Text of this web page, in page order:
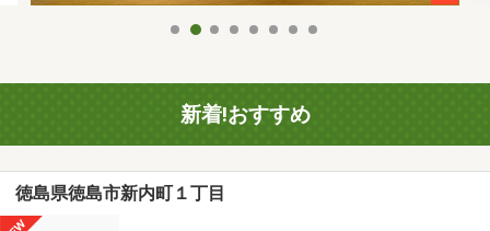
新着!おすすめ
徳島県徳島市新内町１丁目